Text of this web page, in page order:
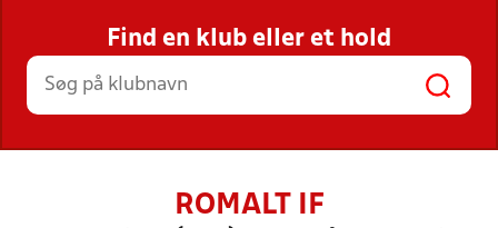
STILLINGER, RESULTATER, KLUBBER OG
HOLD
Find en klub eller et hold
ROMALT IF